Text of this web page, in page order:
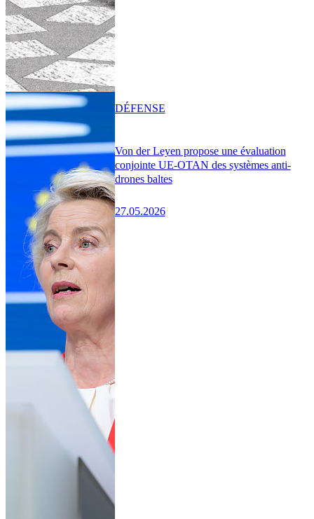
Von der Leyen propose une évaluation
conjointe UE-OTAN des systèmes anti-
drones baltes
27.05.2026
DÉFENSE